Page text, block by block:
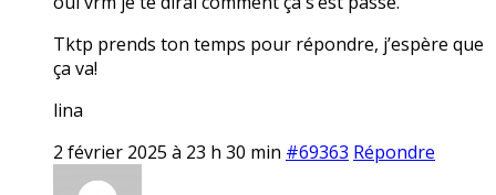
Tktp prends ton temps pour répondre, j’espère que
ça va!
lina
2 février 2025 à 23 h 30 min #69363 Répondre